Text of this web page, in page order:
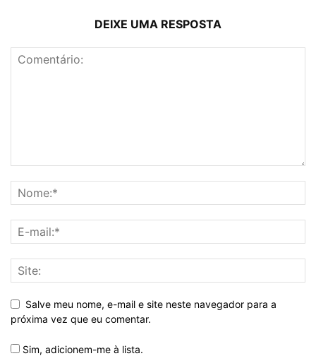
DEIXE UMA RESPOSTA
Salve meu nome, e-mail e site neste navegador para a
próxima vez que eu comentar.
Sim, adicionem-me à lista.